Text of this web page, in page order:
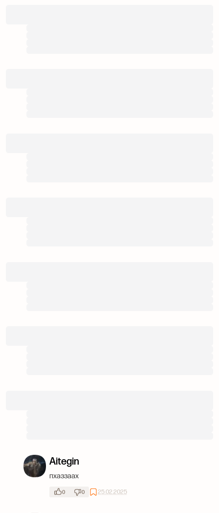
Aitegin
пхаззаах
0 0 25.02.2025